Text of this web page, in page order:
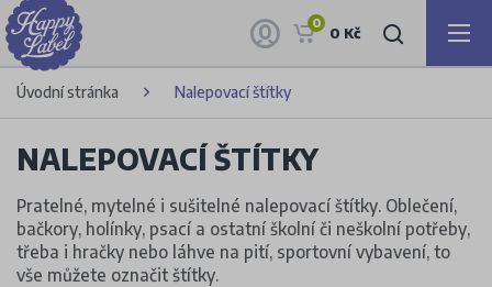
0
0 Kč
Úvodní stránka Nalepovací štítky
NALEPOVACÍ ŠTÍTKY
Pratelné, mytelné i sušitelné nalepovací štítky. Oblečení,
bačkory, holínky, psací a ostatní školní či neškolní potřeby,
třeba i hračky nebo láhve na pití, sportovní vybavení, to
vše můžete označit štítky.